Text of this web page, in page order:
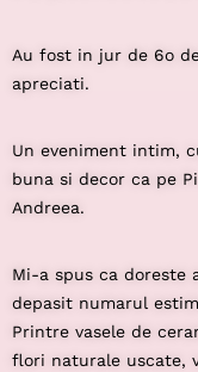
Au fost in jur de 6o
apreciati.
Un eveniment intim,
buna si decor ca pe
Andreea.
Mi-a spus ca doreste
depasit numarul
Printre vasele de
flori naturale uscate,